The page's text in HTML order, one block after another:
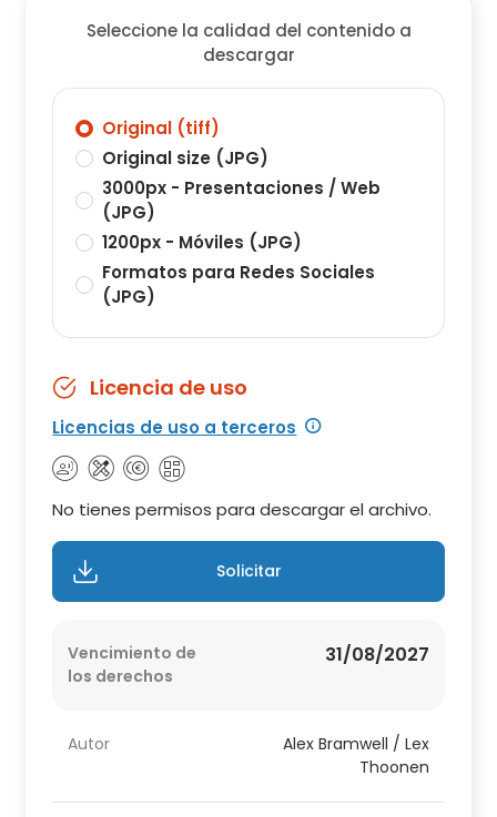
Seleccione la calidad del contenido a
descargar
Original (tiff)
Original size (JPG)
3000px - Presentaciones / Web
(JPG)
1200px - Móviles (JPG)
Formatos para Redes Sociales
(JPG)
Licencia de uso
Licencias de uso a terceros
No tienes permisos para descargar el archivo.
Solicitar
Vencimiento de
los derechos
31/08/2027
Autor
Alex Bramwell / Lex
Thoonen